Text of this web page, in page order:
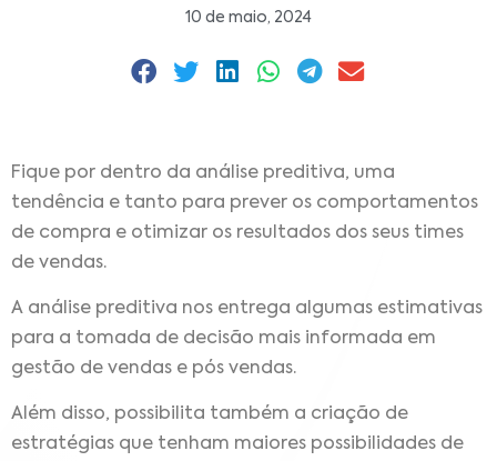
10 de maio, 2024
Fique por dentro da análise preditiva, uma
tendência e tanto para prever os comportamentos
de compra e otimizar os resultados dos seus times
de vendas.
A análise preditiva nos entrega algumas estimativas
para a tomada de decisão mais informada em
gestão de vendas e pós vendas.
Além disso, possibilita também a criação de
estratégias que tenham maiores possibilidades de